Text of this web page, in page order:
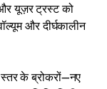
यूज़र ट्रस्ट को
और दीर्घकालीन
के ब्रोकरों—नए